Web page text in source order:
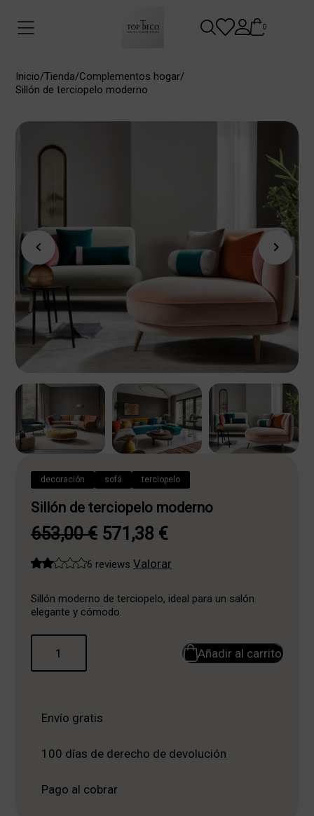
0
Inicio/Tienda/Complementos hogar/
Sillón de terciopelo moderno
decoración sofá terciopelo
Sillón de terciopelo moderno
653,00€ El
precio
era:
571,38 €El
es:
6 reviews Valorar
Sillón moderno de terciopelo, ideal para un salón
elegante y cómodo.
Añadir al carrito
Envío gratis
100 días de derecho de devolución
Pago al cobrar